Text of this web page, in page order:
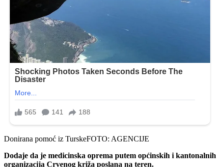
Donirana pomoć iz TurskeFOTO: AGENCIJE
Dodaje da je medicinska oprema putem općinskih i kantonalnih
organizacija Crvenog križa poslana na teren.